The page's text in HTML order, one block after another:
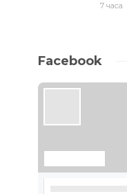
7 часа
Facebook